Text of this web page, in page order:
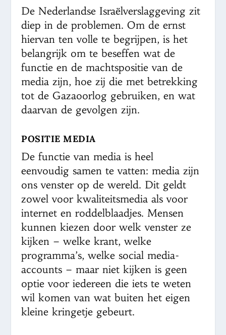
De Nederlandse Israëlverslaggeving zit
diep in de problemen. Om de ernst
hiervan ten volle te begrijpen, is het
belangrijk om te beseffen wat de
functie en de machtspositie van de
media zijn, hoe zij die met betrekking
tot de Gazaoorlog gebruiken, en wat
daarvan de gevolgen zijn.
POSITIE MEDIA
De functie van media is heel
eenvoudig samen te vatten: media zijn
ons venster op de wereld. Dit geldt
zowel voor kwaliteitsmedia als voor
internet en roddelblaadjes. Mensen
kunnen kiezen door welk venster ze
kijken – welke krant, welke
programma’s, welke social media-
accounts – maar niet kijken is geen
optie voor iedereen die iets te weten
wil komen van wat buiten het eigen
kleine kringetje gebeurt.